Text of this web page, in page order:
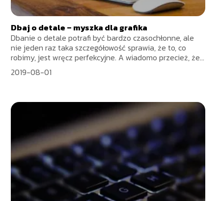
Dbaj o detale – myszka dla grafika
Dbanie o detale potrafi być bardzo czasochłonne, ale
nie jeden raz taka szczegółowość sprawia, że to, co
robimy, jest wręcz perfekcyjne. A wiadomo przecież, że...
2019-08-01